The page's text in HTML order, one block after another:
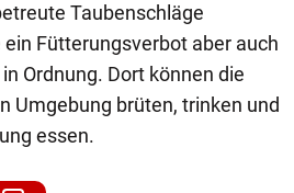
Taubenschläge
Fütterungsverbot aber auch
Ordnung. Dort können die
Umgebung brüten, trinken und
essen.